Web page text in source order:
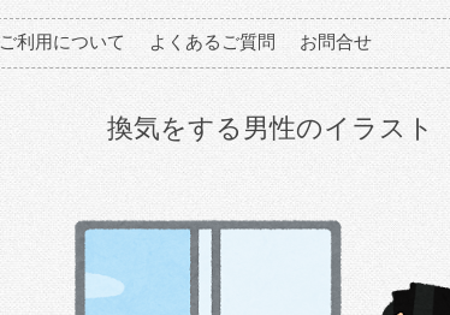
ご利用について よくあるご質問 お問合せ
換気をする男性のイラスト